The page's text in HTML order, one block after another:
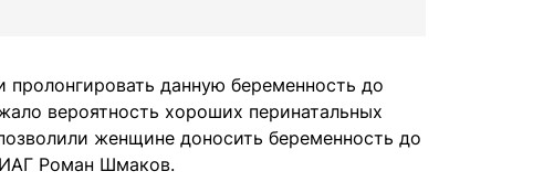
пролонгировать данную беременность до
вероятность хороших перинатальных
женщине доносить беременность до
Роман Шмаков.